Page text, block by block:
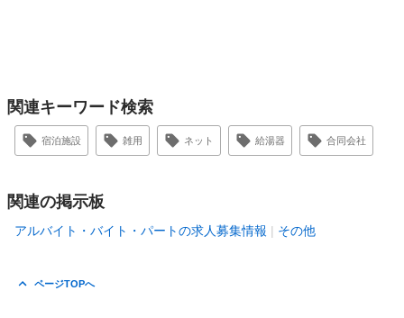
関連キーワード検索
宿泊施設 雑用 ネット 給湯器 合同会社
関連の掲示板
アルバイト・バイト・パートの求人募集情報 その他
ページTOPへ